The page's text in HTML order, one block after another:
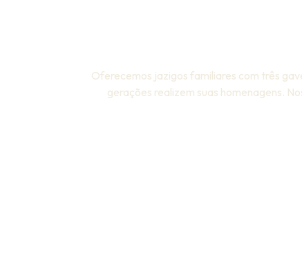
Oferecemos jazigos familiares com três
gerações realizem suas homenagens.